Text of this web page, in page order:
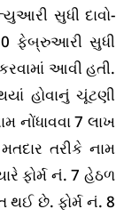
સુધી દાવો-
ફેબ્રુઆરી સુધી
આવી હતી.
હોવાનું ચૂંટણી
નોંધાવવા 7 લાખ
તરીકે નામ
ફોર્મ નં. 7 હેઠળ
થઈ છે. ફોર્મ નં. 8